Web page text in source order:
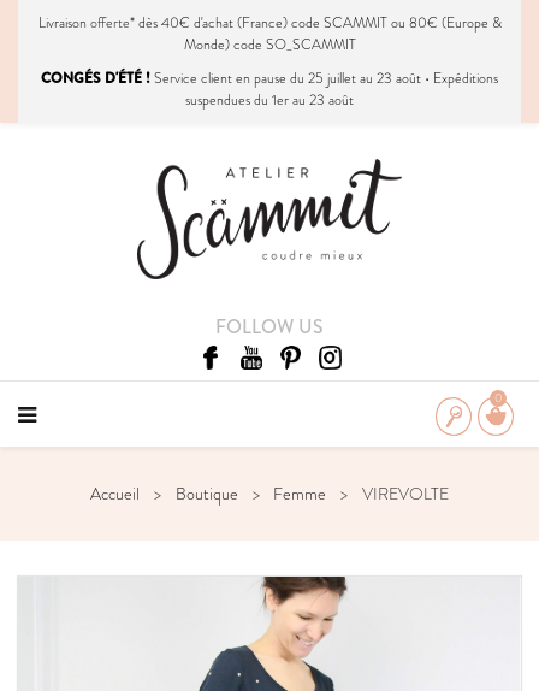
Livraison offerte* dès 40€ d'achat (France) code SCAMMIT ou 80€ (Europe &
Monde) code SO_SCAMMIT
CONGÉS D'ÉTÉ !Service client en pause du 25 juillet au 23 août • Expéditions
suspendues du 1er au 23 août
FOLLOW US
0
Accueil Boutique Femme VIREVOLTE